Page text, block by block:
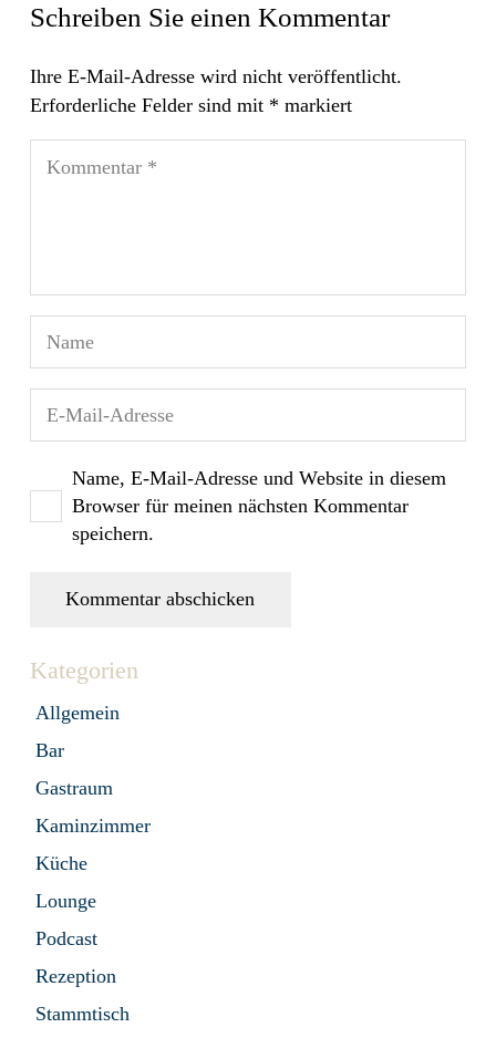
Schreiben Sie einen Kommentar
Ihre E-Mail-Adresse wird nicht veröffentlicht.
Erforderliche Felder sind mit * markiert
Name, E-Mail-Adresse und Website in diesem
Browser für meinen nächsten Kommentar
speichern.
Kommentar abschicken
Kategorien
Allgemein
Bar
Gastraum
Kaminzimmer
Küche
Lounge
Podcast
Rezeption
Stammtisch